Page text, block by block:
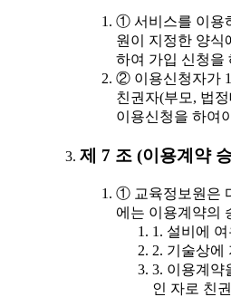
① 서비스를 이용
원이 지정한 양식
하여 가입 신청을
② 이용신청자가
친권자(부모, 법
이용신청을 하여
제 7 조 (이용계약
① 교육정보원은
에는 이용계약의
1. 설비에
2. 기술상에
3. 이용계약
인 자로 친